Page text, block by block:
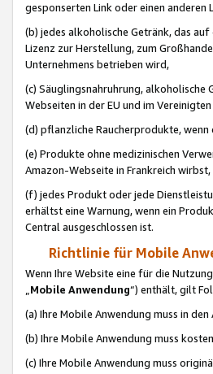
gesponserten Link oder einen
(b) jedes alkoholische Getränk, das
Lizenz zur Herstellung, zum
Unternehmens betrieben wird,
(c) Säuglingsnahruhrung,
Webseiten in der EU und im
(d) pflanzliche Raucherprodukte,
(e) Produkte ohne medizinischen
Amazon-Webseite in Frankreich wirbst,
(f) jedes Produkt oder jede
erhältst eine Warnung, wenn ein
Central ausgeschlossen ist.
Richtlinie für Mobile
Wenn Ihre Website eine für die
„Mobile Anwendung“) enthält, gilt
(a) Ihre Mobile Anwendung muss in
(b) Ihre Mobile Anwendung muss
(c) Ihre Mobile Anwendung muss